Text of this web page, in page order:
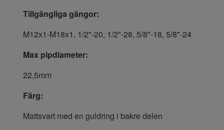
Tillgängliga gängor:
M12x1-M18x1, 1/2"-20, 1/2"-28, 5/8"-18, 5/8"-24
Max pipdiameter:
22,5mm
Färg:
Mattsvart med en guldring i bakre delen